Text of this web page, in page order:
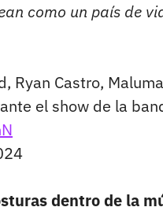
como un país de
Ryan Castro,
el show de la
dentro de la